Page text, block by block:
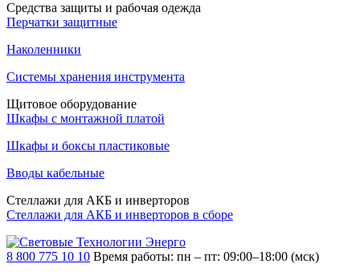
Средства защиты и рабочая одежда
Перчатки защитные
Наколенники
Системы хранения инструмента
Щитовое оборудование
Шкафы с монтажной платой
Шкафы и боксы пластиковые
Вводы кабельные
Стеллажи для АКБ и инверторов
Стеллажи для АКБ и инверторов в сборе
8 800 775 10 10 Время работы: пн – пт: 09:00–18:00 (мск)